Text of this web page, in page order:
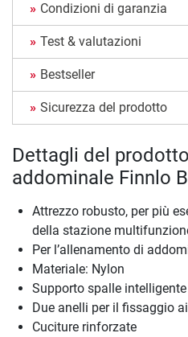
Condizioni di garanzia
Test & valutazioni
Bestseller
Sicurezza del prodotto
Dettagli del
addominale Finnlo
Attrezzo robusto, per più
della stazione
Per l’allenamento di
Materiale: Nylon
Supporto spalle intelligente
Due anelli per il fissaggio
Cuciture rinforzate